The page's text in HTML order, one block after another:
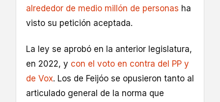
alrededor de medio millón de personas ha
visto su petición aceptada.
La ley se aprobó en la anterior legislatura,
en 2022, y con el voto en contra del PP y
de Vox. Los de Feijóo se opusieron tanto al
articulado general de la norma que